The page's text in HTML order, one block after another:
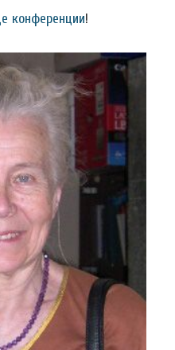
конференции!